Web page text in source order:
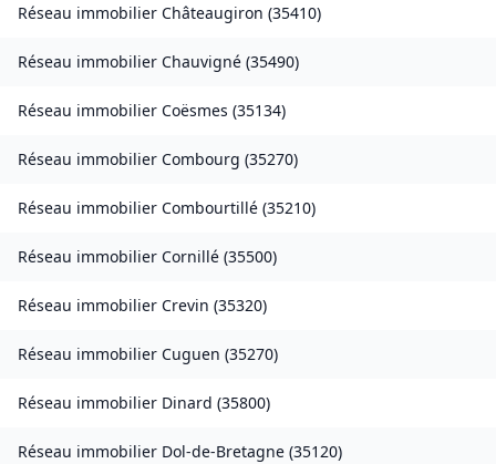
Réseau immobilier Châteaugiron (35410)
Réseau immobilier Chauvigné (35490)
Réseau immobilier Coësmes (35134)
Réseau immobilier Combourg (35270)
Réseau immobilier Combourtillé (35210)
Réseau immobilier Cornillé (35500)
Réseau immobilier Crevin (35320)
Réseau immobilier Cuguen (35270)
Réseau immobilier Dinard (35800)
Réseau immobilier Dol-de-Bretagne (35120)